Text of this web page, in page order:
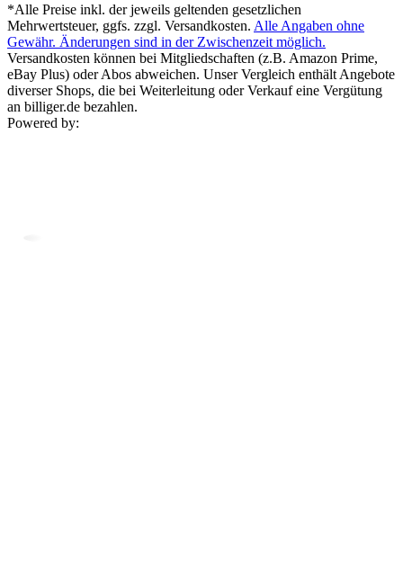
*Alle Preise inkl. der jeweils geltenden gesetzlichen
Mehrwertsteuer, ggfs. zzgl. Versandkosten. Alle Angaben ohne
Gewähr. Änderungen sind in der Zwischenzeit möglich.
Versandkosten können bei Mitgliedschaften (z.B. Amazon Prime,
eBay Plus) oder Abos abweichen. Unser Vergleich enthält Angebote
diverser Shops, die bei Weiterleitung oder Verkauf eine Vergütung
an billiger.de bezahlen.
Powered by: